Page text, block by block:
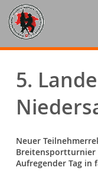
5.
Neuer
Breitensportturnier
Aufregender Tag in